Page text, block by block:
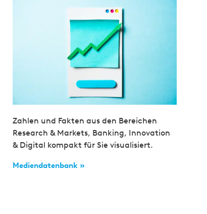
Zahlen und Fakten aus den Bereichen
Research & Markets, Banking, Innovation
& Digital kompakt für Sie visualisiert.
Mediendatenbank »